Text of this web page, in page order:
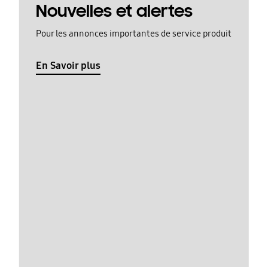
Nouvelles et alertes
Pour les annonces importantes de service produit
En Savoir plus